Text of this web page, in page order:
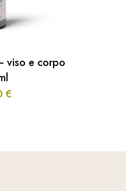
viso e corpo
€